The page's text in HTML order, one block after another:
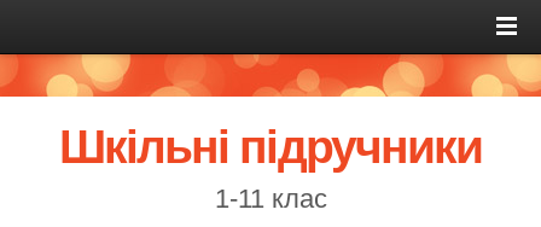
Шкільні підручники
1-11 клас